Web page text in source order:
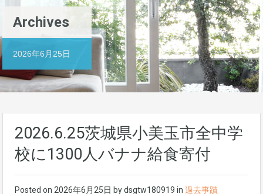
Archives
2026年6月25日
2026.6.25茨城県小美玉市全中学
校に1300人バナナ給食寄付
Posted on 2026年6月25日 bydsgtw180919 in 過去事蹟